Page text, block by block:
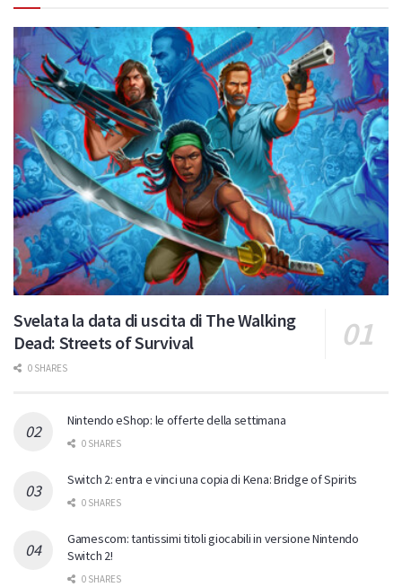
Svelata la data di uscita di The Walking
Dead: Streets of Survival
0 SHARES
Nintendo eShop: le offerte della settimana
0 SHARES
Switch 2: entra e vinci una copia di Kena: Bridge of Spirits
0 SHARES
Gamescom: tantissimi titoli giocabili in versione Nintendo
Switch 2!
0 SHARES